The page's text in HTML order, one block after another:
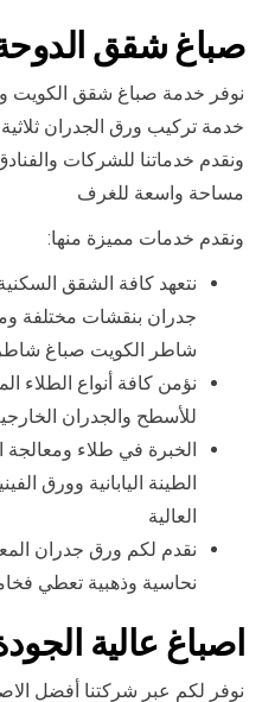
صباغ شقق
نوفر خدمة صباغ شقق الكويت
خدمة تركيب ورق الجدران ثلاثية
ونقدم خدماتنا للشركات
مساحة واسعة للغرف
ونقدم خدمات مميزة منها:
نتعهد كافة الشقق
جدران بنقشات مختلفة
شاطر الكويت صباغ
نؤمن كافة أنواع الطلاء
للأسطح والجدران
الخبرة في طلاء
الطينة اليابانية وورق
العالية
نقدم لكم ورق جدران
نحاسية وذهبية تعطي
اصباغ عالية
نوفر لكم عبر شركتنا أفضل